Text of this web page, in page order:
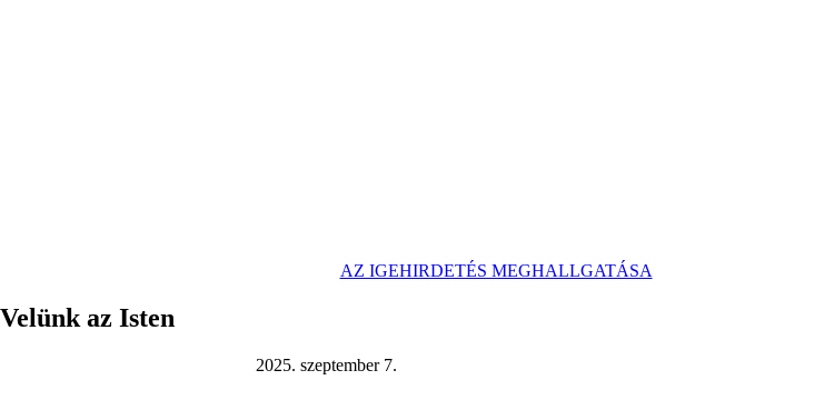
AZ IGEHIRDETÉS MEGHALLGATÁSA
Velünk az Isten
7.